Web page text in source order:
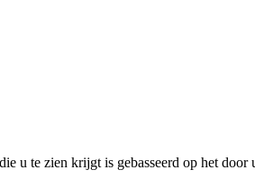
u te zien krijgt is gebasseerd op het door